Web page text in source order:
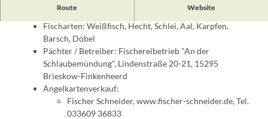
Route Website
Größe: 3,13 ha, Tiefe: 2 m
Fischarten: Weißfisch, Hecht, Schlei, Aal, Karpfen,
Barsch, Döbel
Pächter / Betreiber: Fischereibetrieb "An der
Schlaubemündung", Lindenstraße 20-21, 15295
Brieskow-Finkenheerd
Angelkartenverkauf:
Fischer Schneider, www.fischer-schneider.de, Tel.
033609 36833